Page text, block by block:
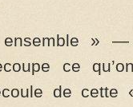
» —
ce
de cette